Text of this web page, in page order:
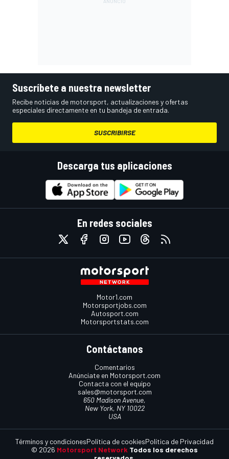
Suscríbete a nuestra newsletter
Recibe noticias de motorsport, actualizaciones y ofertas
especiales directamente en tu bandeja de entrada.
SUSCRIBIRSE
Descarga tus aplicaciones
En redes sociales
Motor1.com
Motorsportjobs.com
Autosport.com
Motorsportstats.com
Contáctanos
Comentarios
Anúnciate en Motorsport.com
Contacta con el equipo
sales@motorsport.com
650 Madison Avenue,
New York, NY 10022
USA
© 2026 Motorsport Network Todos los derechos
Términos y condicionesPolítica de cookiesPolítica de Privacidad